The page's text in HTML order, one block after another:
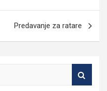
Predavanje za ratare